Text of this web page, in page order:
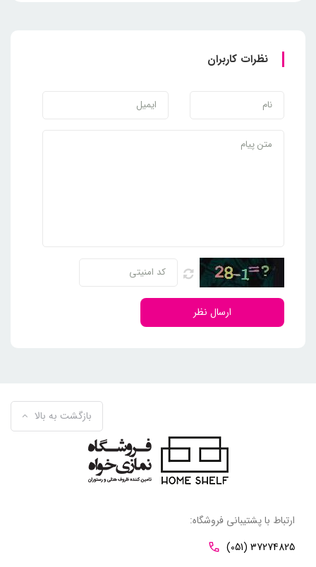
نظرات کاربران
ارسال نظر
بازگشت به بالا
ارتباط با پشتیبانی فروشگاه:
(051) 37274825